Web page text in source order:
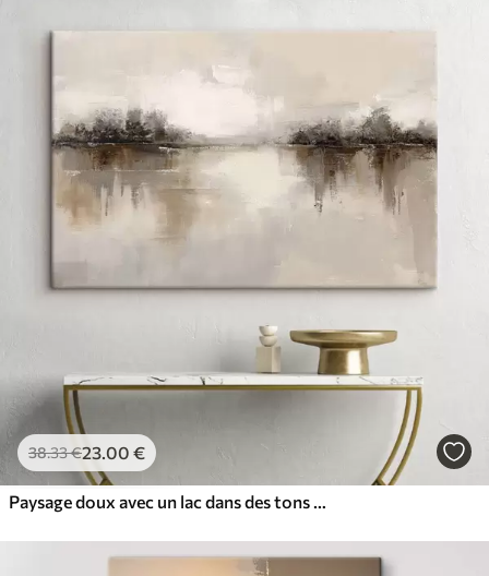
38.33€23.00 €
Paysage doux avec un lac dans des tons chauds beige-gris